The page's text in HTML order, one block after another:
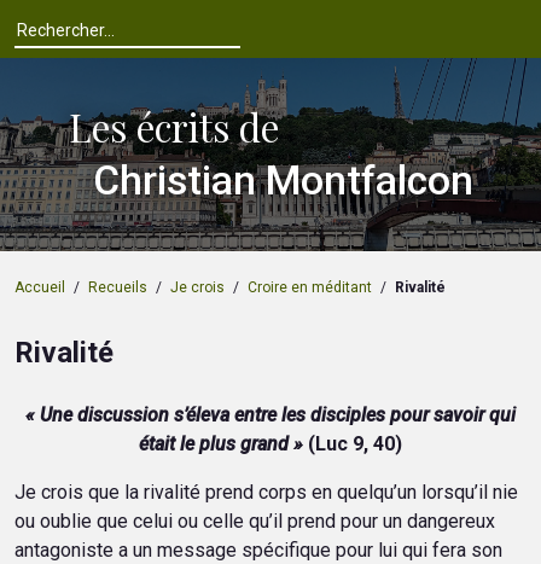
Les écrits de
Christian Montfalcon
Accueil / Recueils / Je crois / Croire en méditant / Rivalité
Rivalité
« Une discussion s’éleva entre les disciples pour savoir qui
était le plus grand » (Luc 9, 40)
Je crois que la rivalité prend corps en quelqu’un lorsqu’il nie
ou oublie que celui ou celle qu’il prend pour un dangereux
antagoniste a un message spécifique pour lui qui fera son